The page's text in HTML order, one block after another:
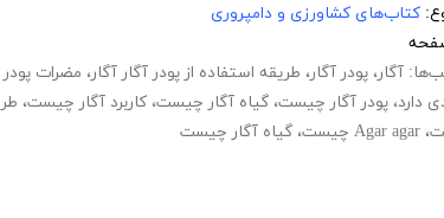
کتاب‌های کشاورزی و دامپروری
آگار، پودر آگار، طریقه استفاده از پودر آگار آگار، مضرات پودر
دارد، پودر آگار چیست، گیاه آگار چیست، کاربرد آگار چیست،
، Agar agar چیست ، گیاه آگار چیست